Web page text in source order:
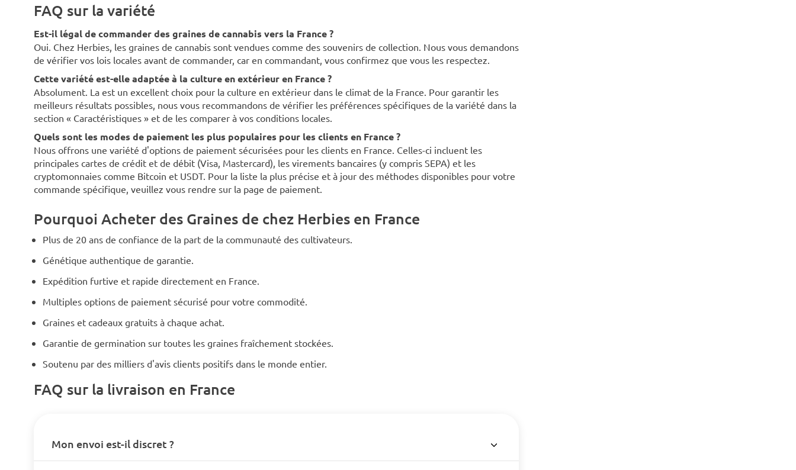
FAQ sur la variété
Est-il légal de commander des graines de cannabis vers la France ?
Oui. Chez Herbies, les graines de cannabis sont vendues comme des souvenirs de collection. Nous vous demandons
de vérifier vos lois locales avant de commander, car en commandant, vous confirmez que vous les respectez.
Cette variété est-elle adaptée à la culture en extérieur en France ?
Absolument. La est un excellent choix pour la culture en extérieur dans le climat de la France. Pour garantir les
meilleurs résultats possibles, nous vous recommandons de vérifier les préférences spécifiques de la variété dans la
section « Caractéristiques » et de les comparer à vos conditions locales.
Quels sont les modes de paiement les plus populaires pour les clients en France ?
Nous offrons une variété d'options de paiement sécurisées pour les clients en France. Celles-ci incluent les
principales cartes de crédit et de débit (Visa, Mastercard), les virements bancaires (y compris SEPA) et les
cryptomonnaies comme Bitcoin et USDT. Pour la liste la plus précise et à jour des méthodes disponibles pour votre
commande spécifique, veuillez vous rendre sur la page de paiement.
Pourquoi Acheter des Graines de chez Herbies en France
Plus de 20 ans de confiance de la part de la communauté des cultivateurs.
Génétique authentique de garantie.
Expédition furtive et rapide directement en France.
Multiples options de paiement sécurisé pour votre commodité.
Graines et cadeaux gratuits à chaque achat.
Garantie de germination sur toutes les graines fraîchement stockées.
Soutenu par des milliers d'avis clients positifs dans le monde entier.
FAQ sur la livraison en France
Mon envoi est-il discret ?